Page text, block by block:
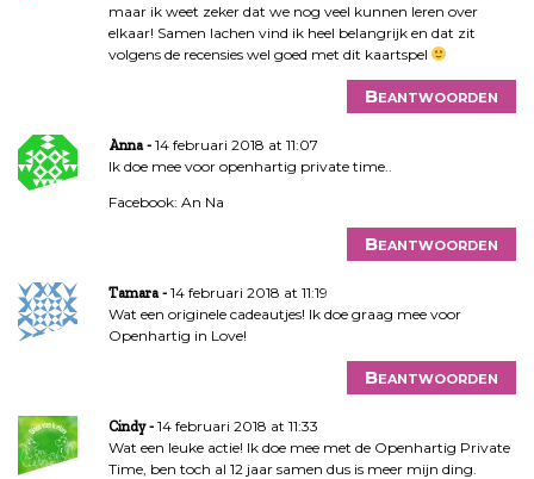
maar ik weet zeker dat we nog veel kunnen leren over
elkaar! Samen lachen vind ik heel belangrijk en dat zit
volgens de recensies wel goed met dit kaartspel
Beantwoorden
Anna
14 februari 2018 at 11:07
Ik doe mee voor openhartig private time..
Facebook: An Na
Beantwoorden
Tamara
14 februari 2018 at 11:19
Wat een originele cadeautjes! Ik doe graag mee voor
Openhartig in Love!
Beantwoorden
Cindy
14 februari 2018 at 11:33
Wat een leuke actie! Ik doe mee met de Openhartig Private
Time, ben toch al 12 jaar samen dus is meer mijn ding.